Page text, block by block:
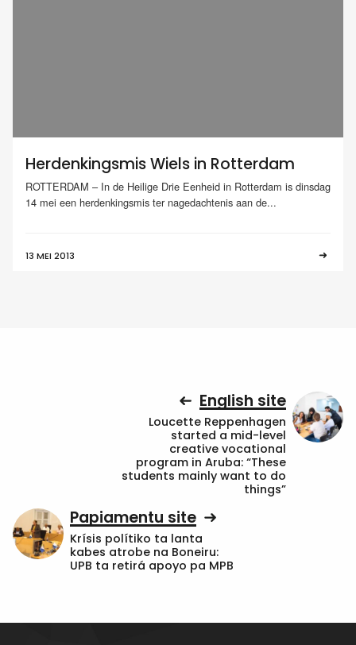
Herdenkingsmis Wiels in Rotterdam
ROTTERDAM – In de Heilige Drie Eenheid in Rotterdam is dinsdag
14 mei een herdenkingsmis ter nagedachtenis aan de...
13 MEI 2013
English site
Loucette Reppenhagen
started a mid-level
creative vocational
program in Aruba: “These
students mainly want to do
things”
Papiamentu site
Krísis polítiko ta lanta
kabes atrobe na Boneiru:
UPB ta retirá apoyo pa MPB